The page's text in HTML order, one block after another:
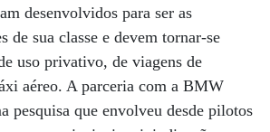
desenvolvidos para ser as
de sua classe e devem tornar-se
uso privativo, de viagens de
aéreo. A parceria com a BMW
pesquisa que envolveu desde pilotos